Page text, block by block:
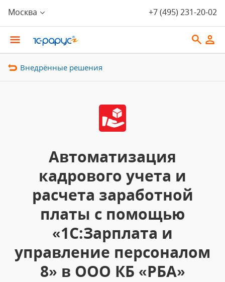
Москва +7 (495) 231-20-02
Внедрённые решения
Автоматизация
кадрового учета и
расчета заработной
платы с помощью
«1С:Зарплата и
управление персоналом
8» в ООО КБ «РБА»